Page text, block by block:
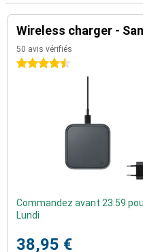
Wireless charger -
50 avis vérifiés
4.5 étoiles
Commandez avant 23:59
Lundi
38,95 €